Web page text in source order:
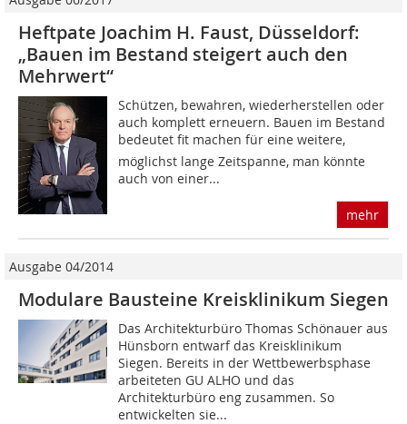
Heftpate Joachim H. Faust, Düsseldorf:
„Bauen im Bestand steigert auch den
Mehrwert“
Schützen, bewahren, wiederherstellen oder
auch komplett erneuern. Bauen im Bestand
bedeutet fit machen für eine weitere,
möglichst lange Zeitspanne, man könnte
auch von einer...
mehr
Ausgabe 04/2014
Modulare Bausteine Kreisklinikum Siegen
Das Architekturbüro Thomas Schönauer aus
Hünsborn entwarf das Kreisklinikum
Siegen. Bereits in der Wettbewerbsphase
arbeiteten GU ALHO und das
Architekturbüro eng zusammen. So
entwickelten sie...